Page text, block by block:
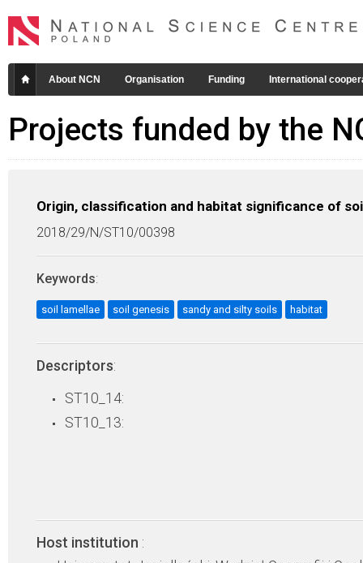
About NCN Organisation Funding International
Projects funded by the
Origin, classification and habitat significance of
2018/29/N/ST10/00398
Keywords:
soil lamellae soil genesis sandy and silty soils habitat
Descriptors:
ST10_14:
ST10_13:
Host institution :